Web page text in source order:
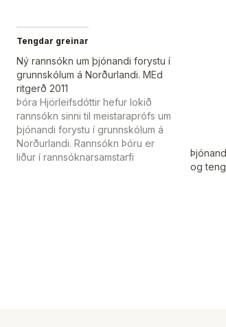
Tengdar greinar
Ný rannsókn um þjónandi forystu í
grunnskólum á Norðurlandi. MEd
ritgerð 2011
Þóra Hjörleifsdóttir hefur lokið
rannsókn sinni til meistaraprófs um
þjónandi forystu í grunnskólum á
Norðurlandi. Rannsókn Þóru er
liður í rannsóknarsamstarfi
og